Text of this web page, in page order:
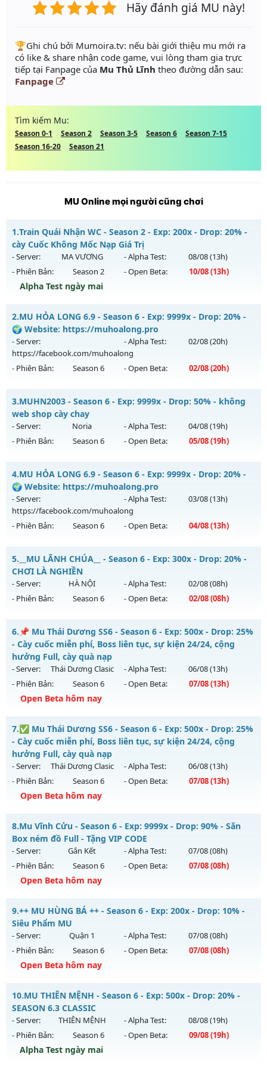
Hãy đánh giá MU này!
️🏆Ghi chú bởi Mumoira.tv: nếu bài giới thiệu mu mới ra
có like & share nhận code game, vui lòng tham gia trực
tiếp tại Fanpage của Mu Thủ Lĩnh theo đường dẫn sau:
Fanpage
Tìm kiếm Mu:
Season 0-1 Season 2 Season 3-5 Season 6
Season 7-15
Season 16-20
Season 21
MU Online mọi người cũng chơi
1.Train Quái Nhận WC - Season 2 - Exp: 200x - Drop: 20% -
cày Cuốc Không Mốc Nạp Giá Trị
- Server: MA VƯƠNG - Alpha Test: 08/08(13h)
- Phiên Bản:
Season 2 - Open Beta: 10/08(13h)
Alpha Test ngày mai
Train Quái Nhận WC - cày Cuốc Không Mốc Nạp Giá Trị
Mu mới ra tháng 08 2026 - Mở máy chủ
13h ngày 10/08/2626
Exp: 200x - Drop: 20%
Antihack: GameGuard
2.MU HỎA LONG 6.9 - Season 6 - Exp: 9999x - Drop: 20% -
🌍 Website: https://muhoalong.pro
- Server:
https://facebook.com/muhoalong
- Alpha Test: 02/08(20h)
- Phiên Bản: Season 6 - Open Beta: 02/08(20h)
MU HỎA LONG 6.9 - 🌍 Website: https://muhoalong.pro
Mu mới ra tháng 08 2026 - Mở máy chủ
https://facebook.com/muhoalongvào 20h ngày
02/08/2626
Kiểu reset: Non Reset
Thể loại: Mu Nguyên bản Webzen
Antihack: XShield
3.MUHN2003 - Season 6 - Exp: 9999x - Drop: 50% - không
web shop cày chay
- Server: Noria - Alpha Test: 04/08(19h)
- Phiên Bản:
Season 6 - Open Beta: 05/08(19h)
MUHN2003 - không web shop cày chay
Mu mới ra tháng 08 2026 - Mở máy chủ
05/08/2626
Exp: 9999x - Drop: 50%
Thể loại: Mu Nguyên bản Webzen
Antihack: XSHield
4.MU HỎA LONG 6.9 - Season 6 - Exp: 9999x - Drop: 20% -
🌍 Website: https://muhoalong.pro
- Server:
https://facebook.com/muhoalong
- Alpha Test: 03/08(13h)
- Phiên Bản: Season 6 - Open Beta: 04/08(13h)
MU HỎA LONG 6.9 - 🌍 Website: https://muhoalong.pro
Mu mới ra tháng 08 2026 - Mở máy chủ
https://facebook.com/muhoalongvào 13h ngày
04/08/2626
Kiểu reset: Non Reset
Thể loại: Mu Nguyên bản Webzen
Antihack: XShield
5. __MU LÃNH CHÚA__ - Season 6 - Exp: 300x - Drop: 20% -
CHƠI LÀ NGHIỀN
- Server: HÀ NỘI - Alpha Test: 02/08(08h)
- Phiên Bản:
Season 6 - Open Beta: 02/08(08h)
__MU LÃNH CHÚA__ - CHƠI LÀ NGHIỀN
Mu mới ra tháng 08 2026 - Mở máy chủHÀ NỘIvào 08h
ngày 02/08/2626
Exp: 300x - Drop: 20%
Antihack: GoldShield
6. 📌 Mu Thái Dương SS6 - Season 6 - Exp: 500x - Drop: 25%
- Cày cuốc miễn phí, Boss liên tục, sự kiện 24/24, cộng
hưởng Full, cày quà nạp
- Server: Thái Dương Clasic - Alpha Test: 06/08(13h)
- Phiên Bản:
Season 6 - Open Beta: 07/08(13h)
Open Beta hôm nay
📌 Mu Thái Dương SS6 - Cày cuốc miễn phí, Boss liên tục,
sự kiện 24/24, cộng hưởng Full, cày quà nạp
Mu mới ra tháng 08 2026 - Mở máy chủ
vào 13h ngày 07/08/2626
Exp: 500x - Drop: 25%
Kiểu reset: Reset In Game
Antihack: VIP SHIELD
7.✅ Mu Thái Dương SS6 - Season 6 - Exp: 500x - Drop: 25%
- Cày cuốc miễn phí, Boss liên tục, sự kiện 24/24, cộng
hưởng Full, cày quà nạp
- Server: Thái Dương Clasic - Alpha Test: 06/08(13h)
- Phiên Bản:
Season 6 - Open Beta: 07/08(13h)
Open Beta hôm nay
✅ Mu Thái Dương SS6 - Cày cuốc miễn phí, Boss liên tục,
sự kiện 24/24, cộng hưởng Full, cày quà nạp
Mu mới ra tháng 08 2026 - Mở máy chủ
Thái Dương Clasic
vào 13h ngày 07/08/2626
Exp: 500x - Drop: 25%
Thể loại: Mu Nguyên bản Webzen
Antihack: VIP SHIELD
8.Mu Vĩnh Cửu - Season 6 - Exp: 9999x - Drop: 90% - Săn
Box ném đồ Full - Tặng VIP CODE
- Server: Gắn Kết - Alpha Test: 07/08(08h)
- Phiên Bản:
Season 6 - Open Beta: 07/08(08h)
Open Beta hôm nay
Mu Vĩnh Cửu - Săn Box ném đồ Full - Tặng VIP CODE
Mu mới ra tháng 08 2026 - Mở máy chủ
ngày 07/08/2626
Exp: 9999x - Drop: 90%
Kiểu reset: Reset In Game
Thể loại: Mu Nguyên bản Webzen
Antihack: ICMPROTECT ✅ 🔴 ✨ ⚡️
9.++ MU HÙNG BÁ ++ - Season 6 - Exp: 200x - Drop: 10% -
Siêu Phẩm MU
- Server: Quận 1 - Alpha Test: 07/08(08h)
- Phiên Bản:
Season 6 - Open Beta: 07/08(08h)
Open Beta hôm nay
++ MU HÙNG BÁ ++ - Siêu Phẩm MU
Mu mới ra tháng 08 2026 - Mở máy chủ
ngày 07/08/2626
Exp: 200x - Drop: 10%
Kiểu reset: Reset In Game
10.MU THIÊN MỆNH - Season 6 - Exp: 500x - Drop: 20% -
SEASON 6.3 CLASSIC
- Server: THIÊN MỆNH - Alpha Test: 08/08(19h)
- Phiên Bản:
Season 6 - Open Beta: 09/08(19h)
Alpha Test ngày mai